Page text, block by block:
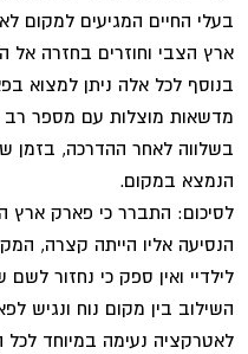
בעלי החיים המגיעים למקום
ארץ הצבי וחוזרים בחזרה אל
בנוסף לכל אלה ניתן למצוא
מדשאות מוצלות עם מספר רב
בשלווה לאחר ההדרכה, בזמן
הנמצא במקום.
לסיכום: התברר כי פארק ארץ
הנסיעה אליו הייתה קצרה,
לילדיי ואין ספק כי נחזור
השילוב בין מקום נוח ונגיש
לאטרקציה נעימה במיוחד